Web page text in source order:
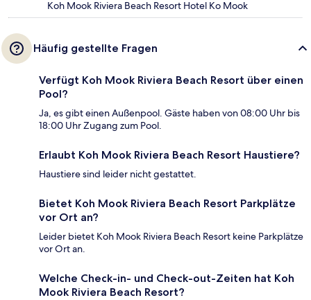
Koh Mook Riviera Beach Resort Hotel Ko Mook
Häufig gestellte Fragen
Verfügt Koh Mook Riviera Beach Resort über einen
Pool?
Ja, es gibt einen Außenpool. Gäste haben von 08:00 Uhr bis
18:00 Uhr Zugang zum Pool.
Erlaubt Koh Mook Riviera Beach Resort Haustiere?
Haustiere sind leider nicht gestattet.
Bietet Koh Mook Riviera Beach Resort Parkplätze
vor Ort an?
Leider bietet Koh Mook Riviera Beach Resort keine Parkplätze
vor Ort an.
Welche Check-in- und Check-out-Zeiten hat Koh
Mook Riviera Beach Resort?